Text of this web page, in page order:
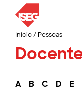
Início/ Pessoas
A B C D E